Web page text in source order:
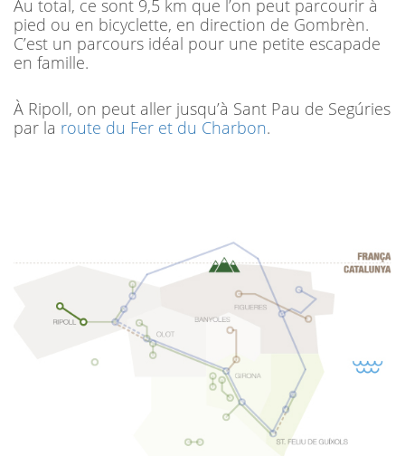
Au total, ce sont 9,5 km que l’on peut parcourir à
pied ou en bicyclette, en direction de Gombrèn.
C’est un parcours idéal pour une petite escapade
en famille.
À Ripoll, on peut aller jusqu’à Sant Pau de Segúries
par la route du Fer et du Charbon.